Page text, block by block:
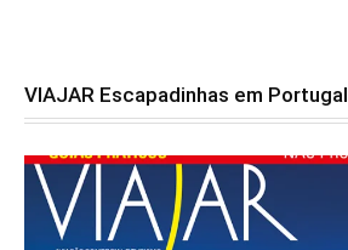
VIAJAR Escapadinhas em Portugal